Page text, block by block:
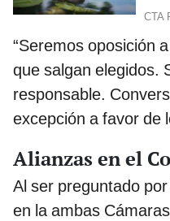
“Seremos oposición
que salgan elegidos.
responsable.
excepción a favor de
Alianzas en el
Al ser preguntado
en la ambas